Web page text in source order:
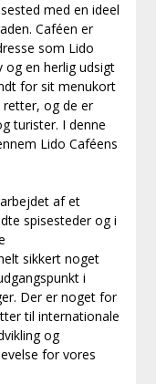
med en ideel
Caféen er
som Lido
og en herlig udsigt
for sit menukort
retter, og de er
turister. I denne
Lido Caféens
af et
spisesteder og i
sikkert noget
i
Der er noget for
til internationale
og
for vores